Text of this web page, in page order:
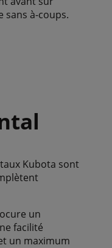
sans à-coups.
Kubota sont
un
facilité
un maximum